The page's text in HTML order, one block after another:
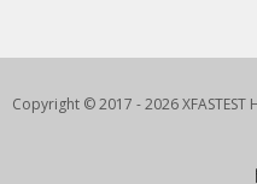
Copyright © 2017 - 2026 XFASTEST